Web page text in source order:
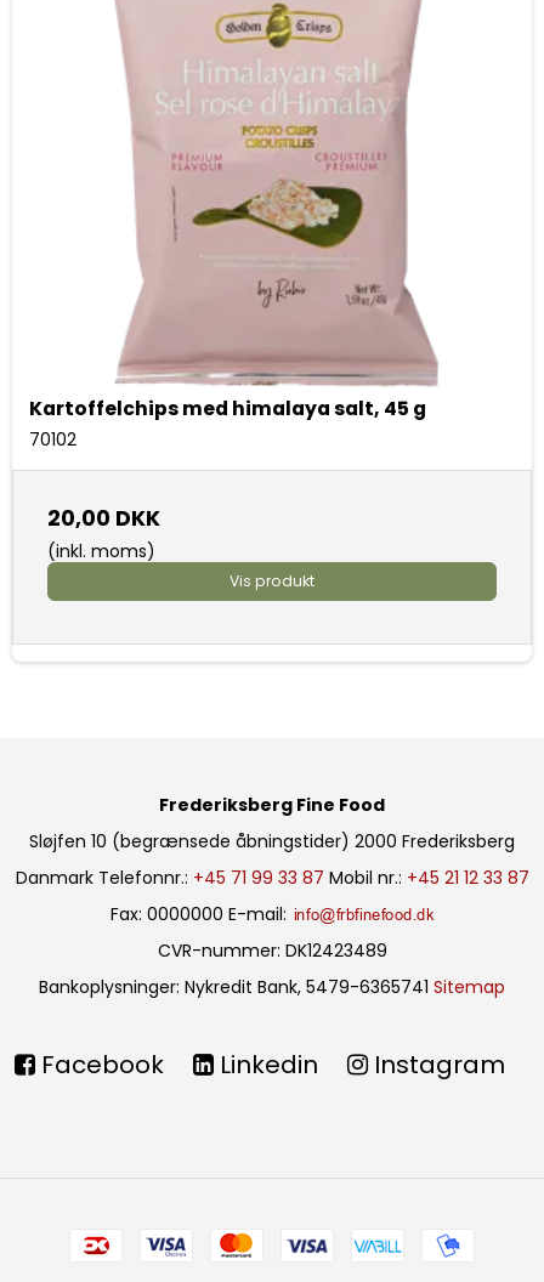
Kartoffelchips med himalaya salt, 45 g
70102
20,00 DKK
(inkl. moms)
Vis produkt
Frederiksberg Fine Food
Sløjfen 10 (begrænsede åbningstider) 2000 Frederiksberg
Danmark Telefonnr.: +45 71 99 33 87 Mobil nr.: +45 21 12 33 87
Fax: 0000000 E-mail:
CVR-nummer: DK12423489
Bankoplysninger: Nykredit Bank, 5479-6365741 Sitemap
Facebook Linkedin Instagram